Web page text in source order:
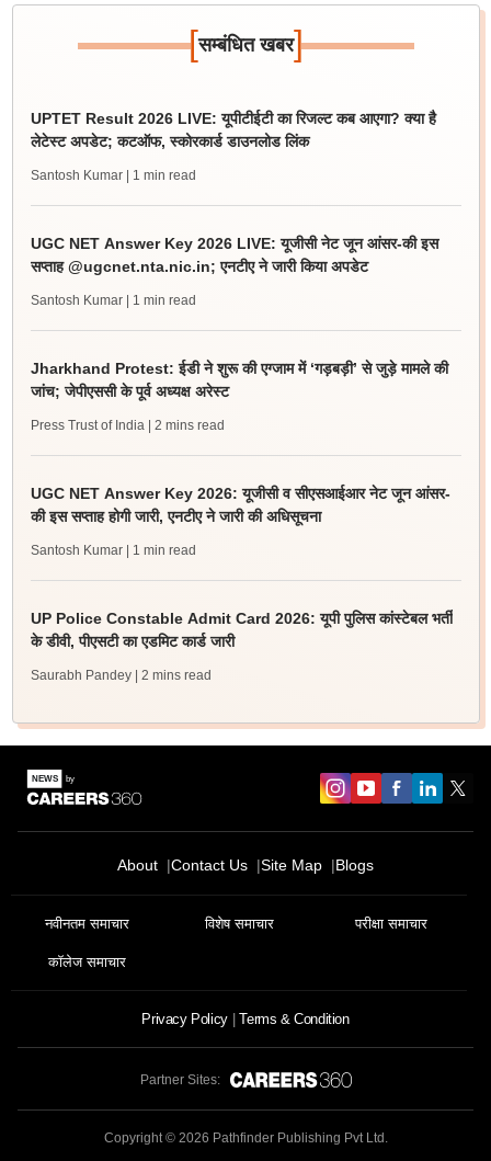
[सम्बंधित खबर]
UPTET Result 2026 LIVE: यूपीटीईटी का रिजल्ट कब आएगा? क्या है
लेटेस्ट अपडेट; कटऑफ, स्कोरकार्ड डाउनलोड लिंक
Santosh Kumar | 1 min read
UGC NET Answer Key 2026 LIVE: यूजीसी नेट जून आंसर-की इस
सप्ताह @ugcnet.nta.nic.in; एनटीए ने जारी किया अपडेट
Santosh Kumar | 1 min read
Jharkhand Protest: ईडी ने शुरू की एग्जाम में ‘गड़बड़ी’ से जुड़े मामले की
जांच; जेपीएससी के पूर्व अध्यक्ष अरेस्ट
Press Trust of India | 2 mins read
UGC NET Answer Key 2026: यूजीसी व सीएसआईआर नेट जून आंसर-
की इस सप्ताह होगी जारी, एनटीए ने जारी की अधिसूचना
Santosh Kumar | 1 min read
UP Police Constable Admit Card 2026: यूपी पुलिस कांस्टेबल भर्ती
के डीवी, पीएसटी का एडमिट कार्ड जारी
Saurabh Pandey | 2 mins read
About Contact Us Site Map Blogs
नवीनतम समाचार विशेष समाचार परीक्षा समाचार
कॉलेज समाचार
Privacy Policy Terms & Condition
Partner Sites:
Copyright © 2026 Pathfinder Publishing Pvt Ltd.